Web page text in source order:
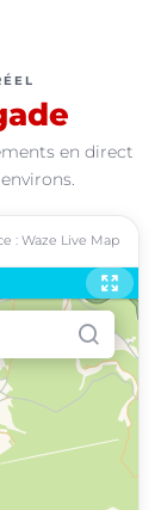
en direct
: Waze Live Map